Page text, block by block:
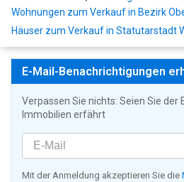
Wohnungen zum Verkauf in Bezirk
Häuser zum Verkauf in Statutarstadt
E-Mail-Benachrichtigungen
Verpassen Sie nichts: Seien Sie der
Immobilien erfährt
Mit der Anmeldung akzeptieren Sie die